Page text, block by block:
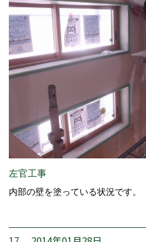
左官工事
内部の壁を塗っている状況です。